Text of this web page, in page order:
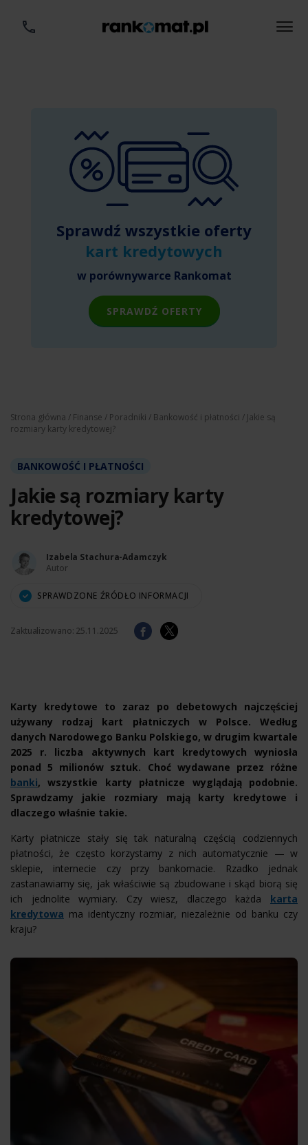
Sprawdź wszystkie oferty
kart kredytowych
w porównywarce Rankomat
SPRAWDŹ OFERTY
Strona główna / Finanse / Poradniki / Bankowość i płatności / Jakie są
rozmiary karty kredytowej?
BANKOWOŚĆ I PŁATNOŚCI
Jakie są rozmiary karty
kredytowej?
Izabela Stachura-Adamczyk
Autor
SPRAWDZONE ŹRÓDŁO INFORMACJI
Zaktualizowano: 25.11.2025
Karty kredytowe to zaraz po debetowych najczęściej
używany rodzaj kart płatniczych w Polsce. Według
danych Narodowego Banku Polskiego, w drugim kwartale
2025 r. liczba aktywnych kart kredytowych wyniosła
ponad 5 milionów sztuk. Choć wydawane przez różne
banki, wszystkie karty płatnicze wyglądają podobnie.
Sprawdzamy jakie rozmiary mają karty kredytowe i
dlaczego właśnie takie.
Karty płatnicze stały się tak naturalną częścią codziennych
płatności, że często korzystamy z nich automatycznie — w
sklepie, internecie czy przy bankomacie. Rzadko jednak
zastanawiamy się, jak właściwie są zbudowane i skąd biorą się
ich jednolite wymiary. Czy wiesz, dlaczego każda karta
kredytowa ma identyczny rozmiar, niezależnie od banku czy
kraju?